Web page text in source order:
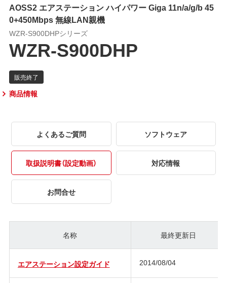
AOSS2 エアステーション ハイパワー Giga 11n/a/g/b 45
0+450Mbps 無線LAN親機
WZR-S900DHPシリーズ
WZR-S900DHP
商品情報
よくあるご質問 ソフトウェア
取扱説明書（設定動画） 対応情報
お問合せ
名称 最終更新日
エアステーション設定ガイド 2014/08/04